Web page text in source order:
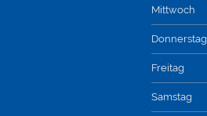
Mittwoch
Donnerstag
Freitag
Samstag